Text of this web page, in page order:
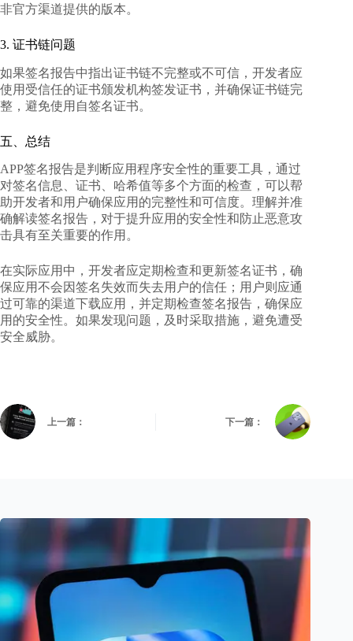
非官方渠道提供的版本。
3. 证书链问题
如果签名报告中指出证书链不完整或不可信，开发者应
使用受信任的证书颁发机构签发证书，并确保证书链完
整，避免使用自签名证书。
五、总结
APP签名报告是判断应用程序安全性的重要工具，通过
对签名信息、证书、哈希值等多个方面的检查，可以帮
助开发者和用户确保应用的完整性和可信度。理解并准
确解读签名报告，对于提升应用的安全性和防止恶意攻
击具有至关重要的作用。
在实际应用中，开发者应定期检查和更新签名证书，确
保应用不会因签名失效而失去用户的信任；用户则应通
过可靠的渠道下载应用，并定期检查签名报告，确保应
用的安全性。如果发现问题，及时采取措施，避免遭受
安全威胁。
上一篇： 下一篇：